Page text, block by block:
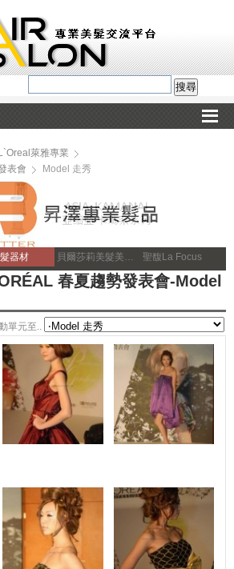
L`Oreal萊雅專業
表會
Model 走秀
器材 貝爾莎莉美髮美容補習 聖馥La Focus
春夏趨勢發表會-Model
單元至..